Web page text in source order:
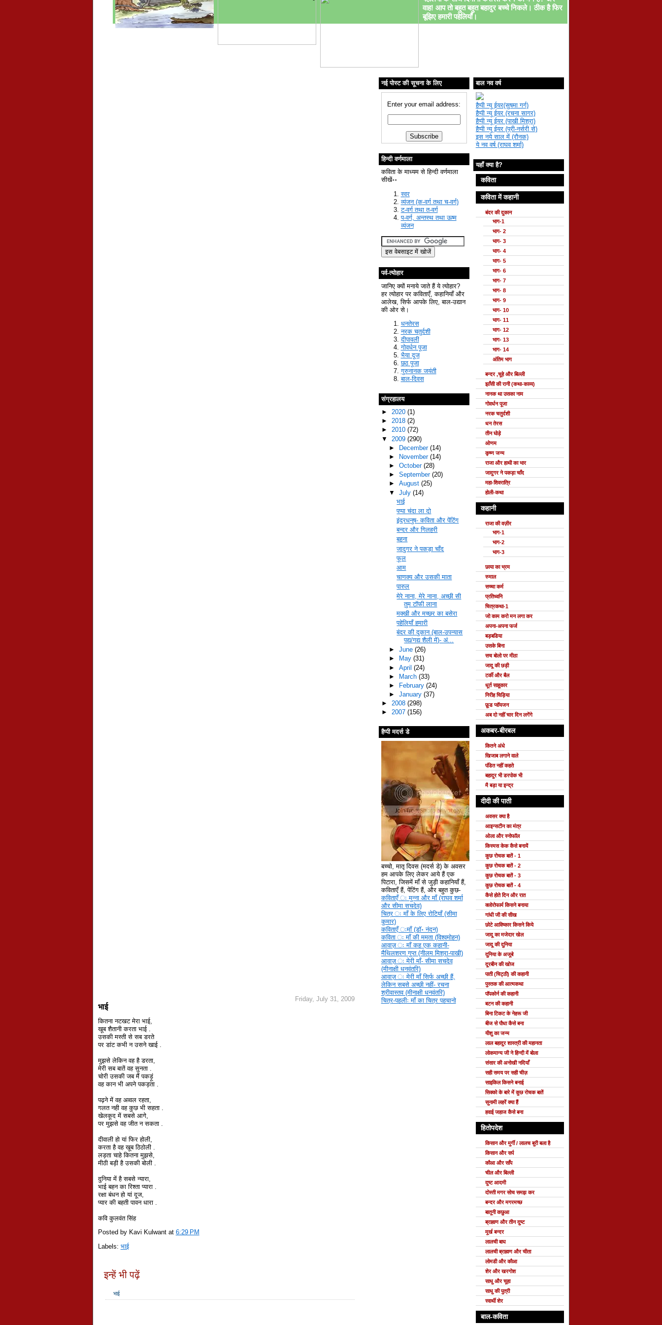
वाह! आप तो बहुत बहुत बहादुर बच्चे निकले। ठीक है फिर
बूझिए हमारी पहेलियाँ।
Friday, July 31, 2009
भाई
कितना नटखट मेरा भाई,
खूब शैतानी करता भाई .
उसकी मस्ती से सब डरते
पर डांट कभी न उसने खाई .
मुझसे लेकिन वह है डरता,
मेरी सब बातें वह सुनता .
चोरी उसकी जब मैं पकड़ूं
वह कान भी अपने पकड़ता .
पढ़ने में वह अव्वल रहता,
गलत नही वह कुछ भी सहता .
खेलकूद में सबसे आगे,
पर मुझसे वह जीत न सकता .
दीवाली हो यां फिर होली,
करता है वह खूब ठिठोली .
लड़ता चाहे कितना मुझसे,
मीठी बड़ी है उसकी बोली .
दुनिया में है सबसे न्यारा,
भाई बहन का रिश्ता प्यारा .
रक्षा बंधन हो यां दूज,
प्यार की बहती पावन धारा .
कवि कुलवंत सिंह
Posted by Kavi Kulwant at 6:29 PM
Labels: भाई
इन्हें भी पढ़ें
भाई
नई पोस्ट की सूचना के लिए
Enter your email address:
हिन्दी वर्णमाला
कविता के माध्यम से हिन्दी वर्णमाला
सीखें॰॰
स्वर
व्यंजन (क-वर्ग तथा च-वर्ग)
ट-वर्ग तथा त-वर्ग
प-वर्ग, अन्तस्थ तथा ऊष्म
व्यंजन
पर्व-त्योहार
जानिए क्यों मनाये जाते हैं ये त्योहार?
हर त्योहार पर कविताएँ, कहानियाँ और
आलेख, सिर्फ आपके लिए, बाल-उद्यान
की ओर से।
धनतेरस
नरक चतुर्दशी
दीपावली
गोवर्धन पूजा
भैया दूज
छठ पूजा
गुरुनानक जयंती
बाल-दिवस
संग्रहालय
► 2020 (1)
► 2018 (2)
► 2010 (72)
▼ 2009 (290)
►
December (14)
►
November (14)
► October (28)
► September (20)
► August (25)
▼ July (14)
भाई
पप्पा चंदा ला दो
इंद्रधनुष- कविता और पेंटिंग
बन्दर और गिलहरी
बहना
जादुगर ने पकड़ा चाँद
फूल
आम
चाणक्य और उसकी माता
पारुल
मेरे नाना, मेरे नाना, अच्छी सी
तुम टॉफी लाना
मक्खी और मच्छर का बसेरा
पहेलियाँ हमारी
बंदर की दुकान (बाल-उपन्यास
पद्य/गद्य शैली में)- अं...
► June (26)
►
May (31)
► April (24)
► March (33)
►
February (24)
► January (37)
► 2008 (298)
► 2007 (156)
हैप्पी मदर्स डे
बच्चो, मातृ दिवस (मदर्स डे) के अवसर
हम आपके लिए लेकर आये हैं एक
पिटारा, जिसमें माँ से जुड़ी कहानियाँ हैं,
कविताएँ हैं, पेंटिंग हैं, और बहुत कुछ-
कविताएँ ‍ः मुन्ना और माँ (राघव शर्मा
और सीमा सचदेव)
चित्र ‍ः माँ के लिए रोटियाँ (सीमा
कुमार)
कविताएँ ‍ःमाँ (डॉ॰ नंदन)
कविता ‍ः माँ की ममता (विश्वमोहन)
आवाज़ ‍ः माँ कह एक कहानी-
मैथिलशरण गुप्त (नीलम मिश्रा-पाखी)
आवाज़ ‍ः मेरी माँ- सीमा सचदेव
(मीनाक्षी धनवंतरि)
आवाज़ ‍ः मेरी माँ सिर्फ अच्छी हैं,
लेकिन सबसे अच्छी नहीं- रचना
श्रीवास्तव (मीनाक्षी धनवंतरि)
चित्र-पहलीः माँ का चित्र पहचानो
बाल नव वर्ष
हैप्पी न्यू ईयर(सुषमा गर्ग)
हैप्पी न्यू ईयर (रचना सागर)
हैप्पी न्यू ईयर (पाखी मिश्रा)
हैप्पी न्यू ईयर (प्री-नर्सरी से)
इस नये साल में (रौनक)
ये नव वर्ष (राघव शर्मा)
यहाँ क्या है?
कविता
कविता में कहानी
बंदर की दुकान
भाग-1
भाग- 2
भाग- 3
भाग- 4
भाग- 5
भाग- 6
भाग- 7
भाग- 8
भाग- 9
भाग- 10
भाग- 11
भाग- 12
भाग- 13
भाग- 14
अंतिम भाग
बन्दर ,चूहे और बिल्ली
झाँसी की रानी (कथा-काव्य)
नानक था उसका नाम
गोवर्धन पूजा
नरक चतुर्दशी
धन तेरस
तीन घोड़े
ओणम
कृष्ण जन्म
राजा और हाथी का भार
जादुगर ने पकड़ा चाँद
महा-शिवरात्रि
होली-कथा
कहानी
राजा की वज़ीर
भाग-1
भाग-2
भाग-3
छाया का भ्रम
रुमाल
सच्चा कर्म
प्रतिध्वनि
चित्रकथा-1
जो काम करो मन लगा कर
अपना-अपना फर्ज
बड़बडिया
उसके बिना
सच बोलो पर मीठा
जादू की छड़ी
टर्की और बैल
धूर्त साहूकार
निरीह चिड़िया
फ़ूड प्वॉयजन
अब दो नहीं चार दिन लगेंगे
अकबर-बीरबल
कितने अंधे
खिजाब लगाने वाले
पंडित नहीं कहते
बहादुर भी डरपोक भी
मै बड़ा या इन्द्र
दीदी की पाती
अवसर क्या है
आइन्सटीन का मंत्र
ओला और स्नोफॉल
किस्मस केक कैसे बनायें
कुछ रोचक बातें - 1
कुछ रोचक बातें - 2
कुछ रोचक बातें - 3
कुछ रोचक बातें - 4
कैसे होते दिन और रात
क्लोरोफार्म किसने बनाया
गांधी जी की सीख
छोटे आविष्कार किसने किये
जादू का मजेदार खेल
जादू की दुनिया
दुनिया के अजूबे
दूरबीन की खोज
पाती (चिट्ठी) की कहानी
पुस्तक की आत्मकथा
पॉपकोर्न की कहानी
बटन की कहानी
बिना टिकट के नेहरू जी
बीज से पौधा कैसे बना
यीशु का जन्म
लाल बहादुर शास्त्री की महानता
लोकमान्य जी ने हिन्दी में बोला
संसार की अनोखी नदियाँ
सही समय पर सही चीज़
साइकिल किसने बनाई
सिक्को के बारे में कुछ रोचक बातें
सुनामी लहरें क्या हैं
हवाई जहाज कैसे बना
हितोपदेश
किसान और मुर्गी / लालच बुरी बला है
किसान और सर्प
कौआ और साँप
चील और बिल्ली
दुष्ट आदमी
दोस्ती मगर सोच समझ कर
बन्दर और मगरमच्छ
बातूनी कछुआ
ब्राह्मण और तीन दुष्ट
मूर्ख बन्दर
लालची बाघ
लालची ब्राह्मण और चीता
लोमडी और कौआ
शेर और खरगोश
साधु और चूहा
साधु की पुत्री
स्वार्थी शेर
बाल-कविता